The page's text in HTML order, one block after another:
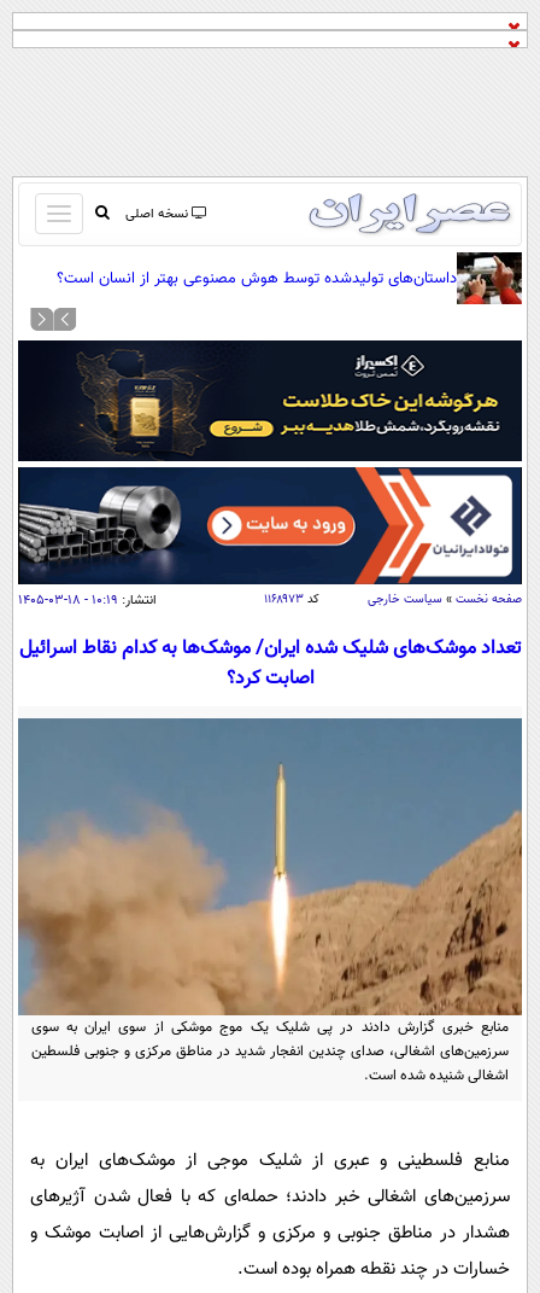
نسخه اصلی
باز
و
بسته
کردن
منو
صفحه اول
نظرسنجی
آب و هوا
سواد زندگی
سیاسی
اقتصاد
خودرو
اجتماعی
حوادث
سلامت
سفر و تفریح
ورزشی
بین الملل
علمی
اخبار کریپتو
گوناگون
سرگرمی
باشگاه مغز
مجله تصویری سلاح
اقتصاد
سیاست
حوادث
محیط زیست
عصر ایران 2
خواندنی ها و دیدنی ها
داستان کوتاه
آموزش زبان
داستان‌های تولیدشده توسط هوش مصنوعی بهتر از انسان است؟
صفحه نخست » سیاست خارجی کد۱۱۶۸۹۷۳ انتشار: ۱۰:۱۹ - ۱۸-۰۳-۱۴۰۵
تعداد موشک‌های شلیک شده ایران/ موشک‌ها به کدام نقاط اسرائیل
اصابت کرد؟
منابع خبری گزارش دادند در پی شلیک یک موج موشکی از سوی ایران به سوی
سرزمین‌های اشغالی، صدای چندین انفجار شدید در مناطق مرکزی و جنوبی فلسطین
اشغالی شنیده شده است.
منابع فلسطینی و عبری از شلیک موجی از موشک‌های ایران به
سرزمین‌های اشغالی خبر دادند؛ حمله‌ای که با فعال شدن آژیرهای
هشدار در مناطق جنوبی و مرکزی و گزارش‌هایی از اصابت موشک و
خسارات در چند نقطه همراه بوده است.